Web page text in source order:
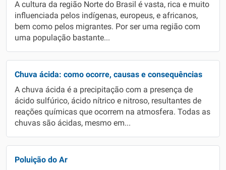
A cultura da região Norte do Brasil é vasta, rica e muito
influenciada pelos indígenas, europeus, e africanos,
bem como pelos migrantes. Por ser uma região com
uma população bastante...
Chuva ácida: como ocorre, causas e consequências
A chuva ácida é a precipitação com a presença de
ácido sulfúrico, ácido nítrico e nitroso, resultantes de
reações químicas que ocorrem na atmosfera. Todas as
chuvas são ácidas, mesmo em...
Poluição do Ar